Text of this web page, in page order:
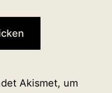
Akismet, um